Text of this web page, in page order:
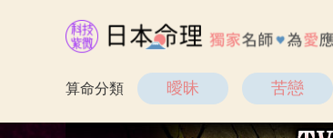
算命分類 曖昧 苦戀